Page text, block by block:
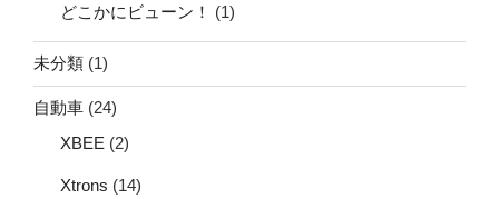
どこかにビューン！ (1)
未分類 (1)
自動車 (24)
XBEE (2)
Xtrons (14)